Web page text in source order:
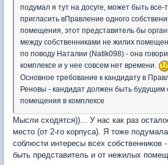
подумал я тут на досуге, может быть
пригласить вПравление одного
помещения, этот представитель бы
между собственниками не жилих
по поводу Наталии (Natik098) - она
комплексе и у нее совсем нет времени.
Основное требование к кандидату в
Реновы - кандидат должен быть будущим
помещения в комплексе
Мысли сходятся))... У нас как раз
место (от 2-го корпуса). Я тоже
соблюсти интересы всех собственников
быть представитель и от нежилых